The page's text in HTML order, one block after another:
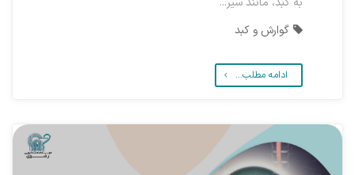
گوارش و کبد
ادامه مطلب...